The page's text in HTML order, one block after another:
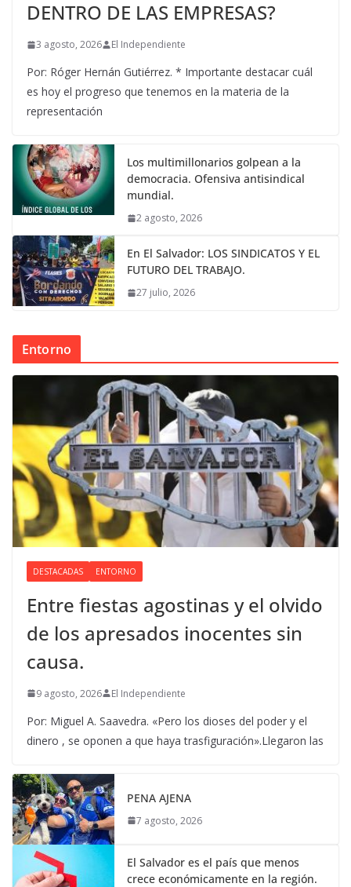
DENTRO DE LAS EMPRESAS?
3 agosto, 2026 El Independiente
Por: Róger Hernán Gutiérrez. * Importante destacar cuál
es hoy el progreso que tenemos en la materia de la
representación
Los multimillonarios golpean a la
democracia. Ofensiva antisindical
mundial.
2 agosto, 2026
En El Salvador: LOS SINDICATOS Y EL
FUTURO DEL TRABAJO.
27 julio, 2026
Entorno
DESTACADAS ENTORNO
Entre fiestas agostinas y el olvido
de los apresados inocentes sin
causa.
9 agosto, 2026 El Independiente
Por: Miguel A. Saavedra. «Pero los dioses del poder y el
dinero , se oponen a que haya trasfiguración».Llegaron las
PENA AJENA
7 agosto, 2026
El Salvador es el país que menos
crece económicamente en la región.